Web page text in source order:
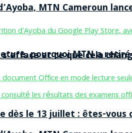
et ce que cela
MTN Cameroun
pourquoi MTN a
dès le 13 juillet : êtes-vous